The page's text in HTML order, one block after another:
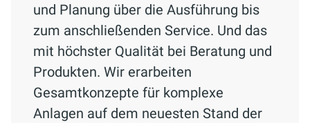
und Planung über die Ausführung bis
zum anschließenden Service. Und das
mit höchster Qualität bei Beratung und
Produkten. Wir erarbeiten
Gesamtkonzepte für komplexe
Anlagen auf dem neuesten Stand der